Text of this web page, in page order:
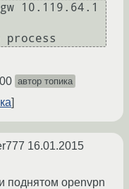
10.119.64.1
автор топика
16.01.2015
поднятом openvpn